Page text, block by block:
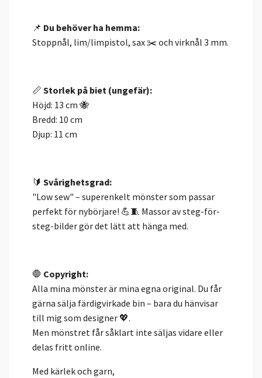
📌 Du behöver ha hemma:
Stoppnål, lim/limpistol, sax ✂️ och virknål 3 mm.
📏 Storlek på biet (ungefär):
Höjd: 13 cm 🐝
Bredd: 10 cm
Djup: 11 cm
🔰 Svårighetsgrad:
"Low sew" – superenkelt mönster som passar
perfekt för nybörjare! 💪🧵 Massor av steg-för-
steg-bilder gör det lätt att hänga med.
🛑 Copyright:
Alla mina mönster är mina egna original. Du får
gärna sälja färdigvirkade bin – bara du hänvisar
till mig som designer 💖.
Men mönstret får såklart inte säljas vidare eller
delas fritt online.
Med kärlek och garn,